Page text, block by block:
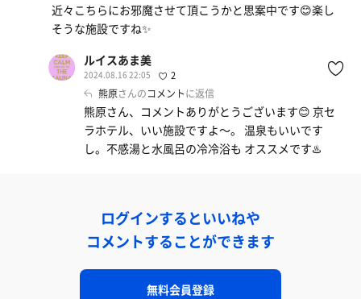
近々こちらにお邪魔させて頂こうかと思案中です😊楽し
そうな施設ですね✨
ルイスあま美
2024.08.16 22:05 2
熊原さんのコメントに返信
熊原さん、コメントありがとうございます😊 京セ
ラホテル、いい施設ですよ〜。 温泉もいいです
し。不感湯と水風呂の冷冷浴も オススメです♨️
ログインするといいねや
コメントすることができます
無料会員登録